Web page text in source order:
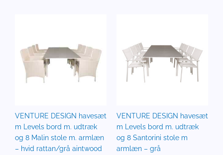
VENTURE DESIGN havesæt
m Levels bord m. udtræk
og 8 Malin stole m. armlæn
– hvid rattan/grå aintwood
VENTURE DESIGN havesæt
m Levels bord m. udtræk
og 8 Santorini stole m
armlæn – grå